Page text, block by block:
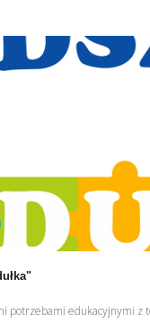
potrzebami edukacyjnymi